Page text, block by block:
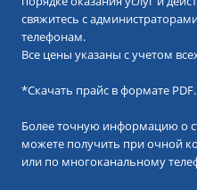
свяжитесь с
телефонам.
Все цены указаны с учетом
*Скачать прайс в формате PDF.
Более точную информацию о
можете получить при очной
или по многоканальному